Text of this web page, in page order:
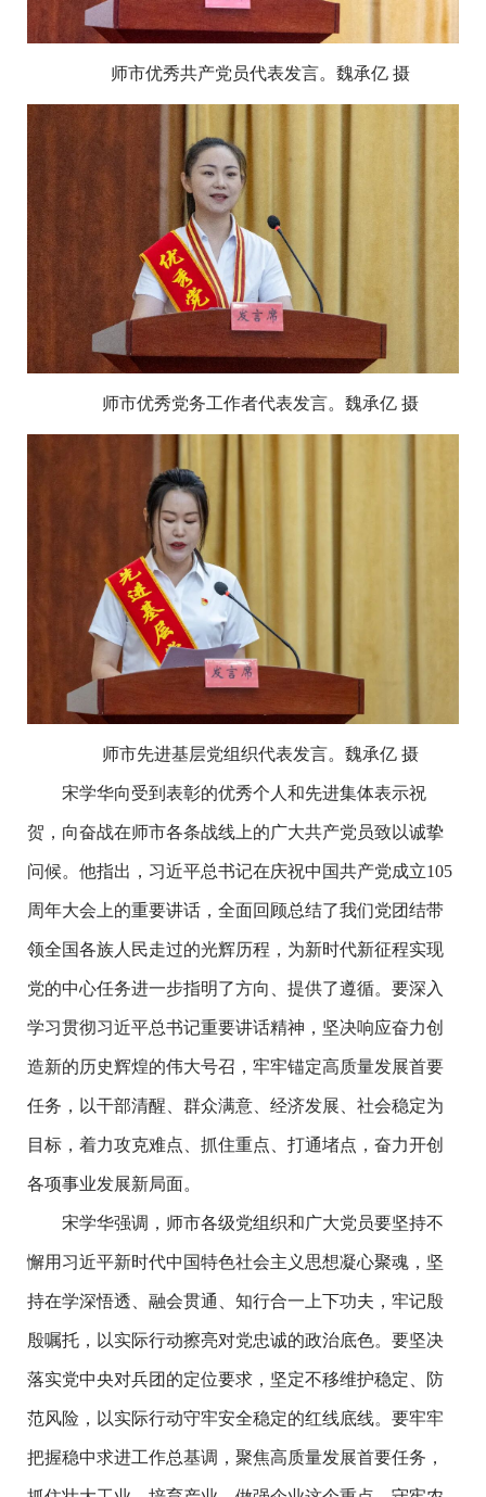
师市优秀共产党员代表发言。魏承亿 摄
师市优秀党务工作者代表发言。魏承亿 摄
师市先进基层党组织代表发言。魏承亿 摄
宋学华向受到表彰的优秀个人和先进集体表示祝
贺，向奋战在师市各条战线上的广大共产党员致以诚挚
问候。他指出，习近平总书记在庆祝中国共产党成立105
周年大会上的重要讲话，全面回顾总结了我们党团结带
领全国各族人民走过的光辉历程，为新时代新征程实现
党的中心任务进一步指明了方向、提供了遵循。要深入
学习贯彻习近平总书记重要讲话精神，坚决响应奋力创
造新的历史辉煌的伟大号召，牢牢锚定高质量发展首要
任务，以干部清醒、群众满意、经济发展、社会稳定为
目标，着力攻克难点、抓住重点、打通堵点，奋力开创
各项事业发展新局面。
宋学华强调，师市各级党组织和广大党员要坚持不
懈用习近平新时代中国特色社会主义思想凝心聚魂，坚
持在学深悟透、融会贯通、知行合一上下功夫，牢记殷
殷嘱托，以实际行动擦亮对党忠诚的政治底色。要坚决
落实党中央对兵团的定位要求，坚定不移维护稳定、防
范风险，以实际行动守牢安全稳定的红线底线。要牢牢
把握稳中求进工作总基调，聚焦高质量发展首要任务，